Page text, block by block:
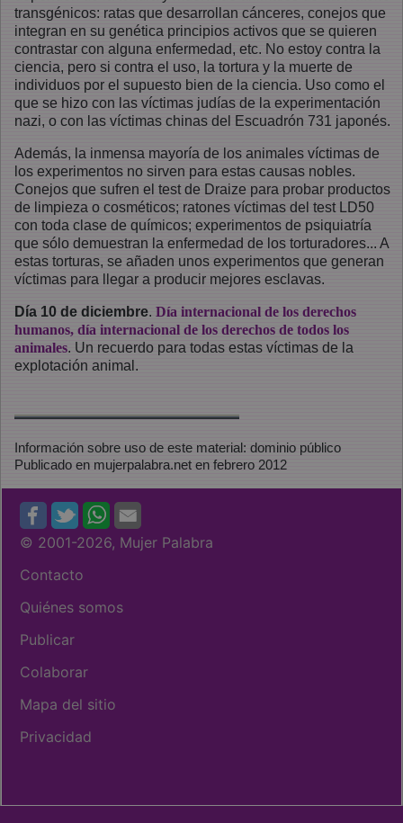
transgénicos: ratas que desarrollan cánceres, conejos que
integran en su genética principios activos que se quieren
contrastar con alguna enfermedad, etc. No estoy contra la
ciencia, pero si contra el uso, la tortura y la muerte de
individuos por el supuesto bien de la ciencia. Uso como el
que se hizo con las víctimas judías de la experimentación
nazi, o con las víctimas chinas del Escuadrón 731 japonés.
Además, la inmensa mayoría de los animales víctimas de
los experimentos no sirven para estas causas nobles.
Conejos que sufren el test de Draize para probar productos
de limpieza o cosméticos; ratones víctimas del test LD50
con toda clase de químicos; experimentos de psiquiatría
que sólo demuestran la enfermedad de los torturadores... A
estas torturas, se añaden unos experimentos que generan
víctimas para llegar a producir mejores esclavas.
Día 10 de diciembre. Día internacional de los derechos
humanos, día internacional de los derechos de todos los
animales. Un recuerdo para todas estas víctimas de la
explotación animal.
Información sobre uso de este material: dominio público
Publicado en mujerpalabra.net en febrero 2012
© 2001-2026, Mujer Palabra
Contacto
Quiénes somos
Publicar
Colaborar
Mapa del sitio
Privacidad